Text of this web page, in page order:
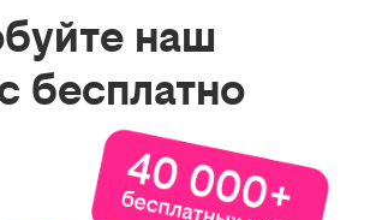
наш
бесплатно